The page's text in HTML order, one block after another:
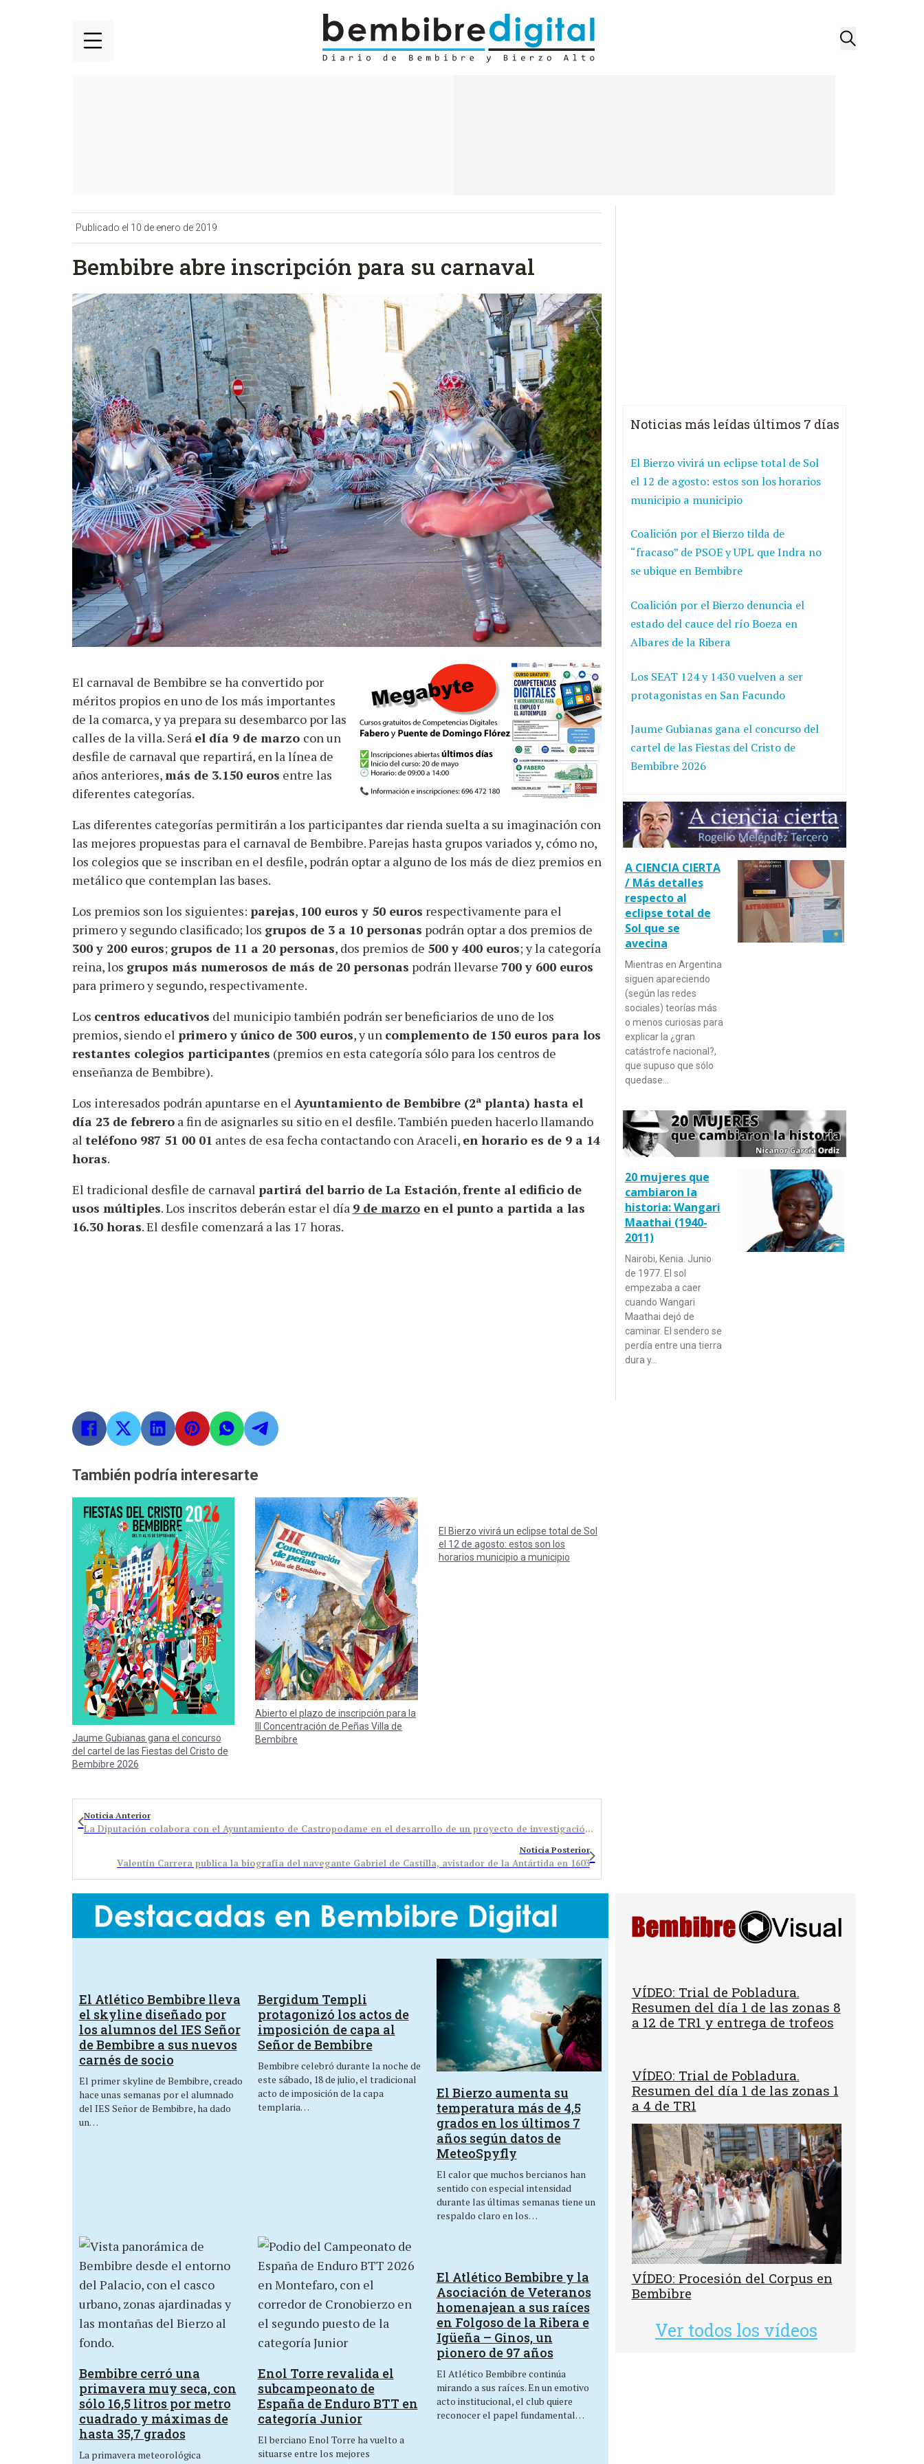
Publicado el 10 de enero de 2019
Bembibre abre inscripción para su carnaval
El carnaval de Bembibre se ha convertido por
méritos propios en uno de los más importantes
de la comarca, y ya prepara su desembarco por las
calles de la villa. Será el día 9 de marzo con un
desfile de carnaval que repartirá, en la línea de
años anteriores, más de 3.150 euros entre las
diferentes categorías.
Las diferentes categorías permitirán a los participantes dar rienda suelta a su imaginación con
las mejores propuestas para el carnaval de Bembibre. Parejas hasta grupos variados y, cómo no,
los colegios que se inscriban en el desfile, podrán optar a alguno de los más de diez premios en
metálico que contemplan las bases.
Los premios son los siguientes: parejas, 100 euros y 50 euros respectivamente para el
primero y segundo clasificado; los grupos de 3 a 10 personas podrán optar a dos premios de
300 y 200 euros; grupos de 11 a 20 personas, dos premios de 500 y 400 euros; y la categoría
reina, los grupos más numerosos de más de 20 personas podrán llevarse 700 y 600 euros
para primero y segundo, respectivamente.
Los centros educativos del municipio también podrán ser beneficiarios de uno de los
premios, siendo el primero y único de 300 euros, y un complemento de 150 euros para los
restantes colegios participantes (premios en esta categoría sólo para los centros de
enseñanza de Bembibre).
Los interesados podrán apuntarse en el Ayuntamiento de Bembibre (2ª planta) hasta el
día 23 de febreroa fin de asignarles su sitio en el desfile. También pueden hacerlo llamando
al teléfono 987 51 00 01 antes de esa fecha contactando con Araceli, en horario es de 9 a 14
horas.
El tradicional desfile de carnaval partirá del barrio de La Estación,frente al edificio de
usos múltiples. Los inscritos deberán estar el día 9 de marzoen el punto a partida a las
16.30 horas. El desfile comenzará a las 17 horas.
También podría interesarte
Jaume Gubianas gana el concurso
del cartel de las Fiestas del Cristo de
Bembibre 2026
Abierto el plazo de inscripción para la
III Concentración de Peñas Villa de
Bembibre
El Bierzo vivirá un eclipse total de Sol
el 12 de agosto: estos son los
horarios municipio a municipio
Noticia Anterior
La Diputación colabora con el Ayuntamiento de Castropodame en el desarrollo de un proyecto de investigación arqueológica
Noticia Posterior
Valentín Carrera publica la biografía del navegante Gabriel de Castilla, avistador de la Antártida en 1603
Noticias más leídas últimos 7 días
El Bierzo vivirá un eclipse total de Sol
el 12 de agosto: estos son los horarios
municipio a municipio
Coalición por el Bierzo tilda de
“fracaso” de PSOE y UPL que Indra no
se ubique en Bembibre
Coalición por el Bierzo denuncia el
estado del cauce del río Boeza en
Albares de la Ribera
Los SEAT 124 y 1430 vuelven a ser
protagonistas en San Facundo
Jaume Gubianas gana el concurso del
cartel de las Fiestas del Cristo de
Bembibre 2026
A CIENCIA CIERTA
/ Más detalles
respecto al
eclipse total de
Sol que se
avecina
Mientras en Argentina
siguen apareciendo
(según las redes
sociales) teorías más
o menos curiosas para
explicar la ¿gran
catástrofe nacional?,
que supuso que sólo
quedase…
20 mujeres que
cambiaron la
historia: Wangari
Maathai (1940-
2011)
Nairobi, Kenia. Junio
de 1977. El sol
empezaba a caer
cuando Wangari
Maathai dejó de
caminar. El sendero se
perdía entre una tierra
dura y…
El Atlético Bembibre lleva
el skyline diseñado por
los alumnos del IES Señor
de Bembibre a sus nuevos
carnés de socio
El primer skyline de Bembibre, creado
hace unas semanas por el alumnado
del IES Señor de Bembibre, ha dado
un…
Bergidum Templi
protagonizó los actos de
imposición de capa al
Señor de Bembibre
Bembibre celebró durante la noche de
este sábado, 18 de julio, el tradicional
acto de imposición de la capa
templaria…
El Bierzo aumenta su
temperatura más de 4,5
grados en los últimos 7
años según datos de
MeteoSpyfly
El calor que muchos bercianos han
sentido con especial intensidad
durante las últimas semanas tiene un
respaldo claro en los…
Bembibre cerró una
primavera muy seca, con
sólo 16,5 litros por metro
cuadrado y máximas de
hasta 35,7 grados
La primavera meteorológica
Enol Torre revalida el
subcampeonato de
España de Enduro BTT en
categoría Junior
El berciano Enol Torre ha vuelto a
situarse entre los mejores
El Atlético Bembibre y la
Asociación de Veteranos
homenajean a sus raíces
en Folgoso de la Ribera e
Igüeña – Ginos, un
pionero de 97 años
El Atlético Bembibre continúa
mirando a sus raíces. En un emotivo
acto institucional, el club quiere
reconocer el papel fundamental…
VÍDEO: Trial de Pobladura.
Resumen del día 1 de las zonas 8
a 12 de TR1 y entrega de trofeos
VÍDEO: Trial de Pobladura.
Resumen del día 1 de las zonas 1
a 4 de TR1
VÍDEO: Procesión del Corpus en
Bembibre
Ver todos los vídeos